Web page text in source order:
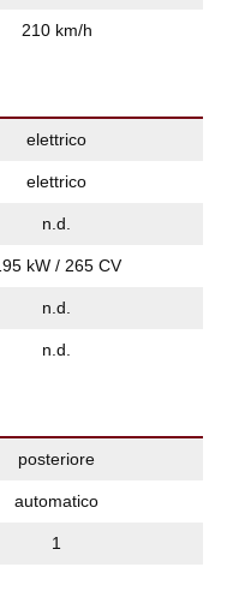
210 km/h
elettrico
elettrico
n.d.
kW / 265 CV
n.d.
n.d.
posteriore
automatico
1